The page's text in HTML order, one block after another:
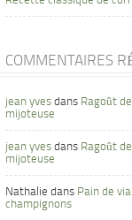
COMMENTAIRES
jean yves dans Ragoût
mijoteuse
jean yves dans Ragoût
mijoteuse
Nathalie dans Pain de
champignons